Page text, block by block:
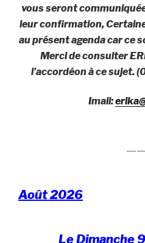
vous seront
leur confirmation,
au présent agenda car ce
Merci de consulter
l’accordéon à ce
Imail:
Août 2026
Le Dimanche